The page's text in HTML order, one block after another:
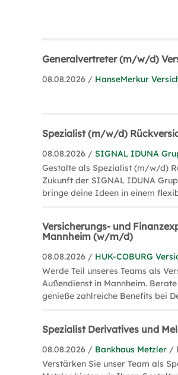
Generalvertreter (m/w/d)
08.08.2026 / HanseMerkur
Spezialist (m/w/d)
08.08.2026 /SIGNAL IDUNA
Gestalte als Spezialist (m/w/d)
Zukunft der SIGNAL IDUNA
bringe deine Ideen in einem
Versicherungs- und
Mannheim (w/m/d)
08.08.2026 / HUK-COBURG
Werde Teil unseres Teams als
Außendienst in Mannheim.
genieße zahlreiche Benefits bei
Spezialist Derivatives und
08.08.2026 / Bankhaus Metzler /
Verstärken Sie unser Team als